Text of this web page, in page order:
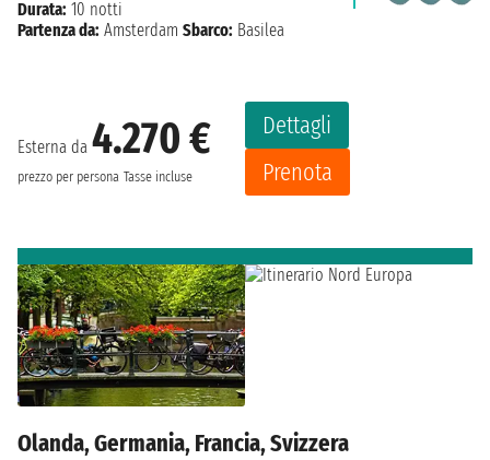
Esterna da 4.270 €
prezzo per persona Tasse incluse
Dettagli
Prenota
Durata: 10 notti
Partenza da: Amsterdam Sbarco: Basilea
Olanda, Germania, Francia, Svizzera